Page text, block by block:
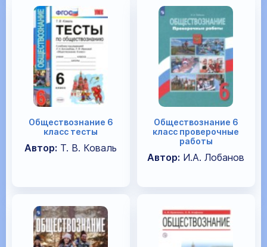
Обществознание 6
класс тесты
Автор: Т. В. Коваль
Обществознание 6
класс проверочные
работы
Автор: И.А. Лобанов